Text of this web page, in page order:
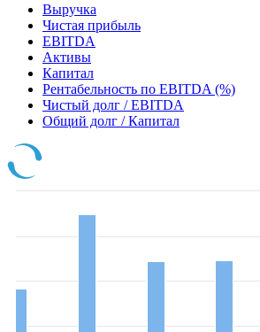
Выручка
Чистая прибыль
EBITDA
Активы
Капитал
Рентабельность по EBITDA (%)
Чистый долг / EBITDA
Общий долг / Капитал